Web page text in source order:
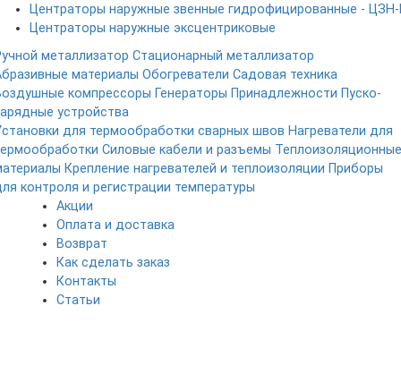
Центраторы наружные звенные гидрофицированные - ЦЗН-
Центраторы наружные эксцентриковые
металлизатор Стационарный металлизатор
материалы Обогреватели Садовая техника
компрессоры Генераторы Принадлежности Пуско-
устройства
для термообработки сварных швов Нагреватели для
Силовые кабели и разъемы Теплоизоляционные
Крепление нагревателей и теплоизоляции Приборы
контроля и регистрации температуры
Акции
Оплата и доставка
Возврат
Как сделать заказ
Контакты
Статьи